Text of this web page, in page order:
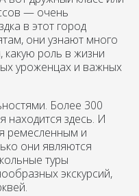
— очень
в этот город
они узнают много
какую роль в жизни
уроженцах и важных
Более 300
находится здесь. И
ремесленным и
они являются
туры
экскурсий,